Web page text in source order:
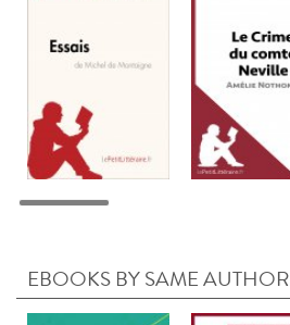
EBOOKS BY SAME AUTHOR